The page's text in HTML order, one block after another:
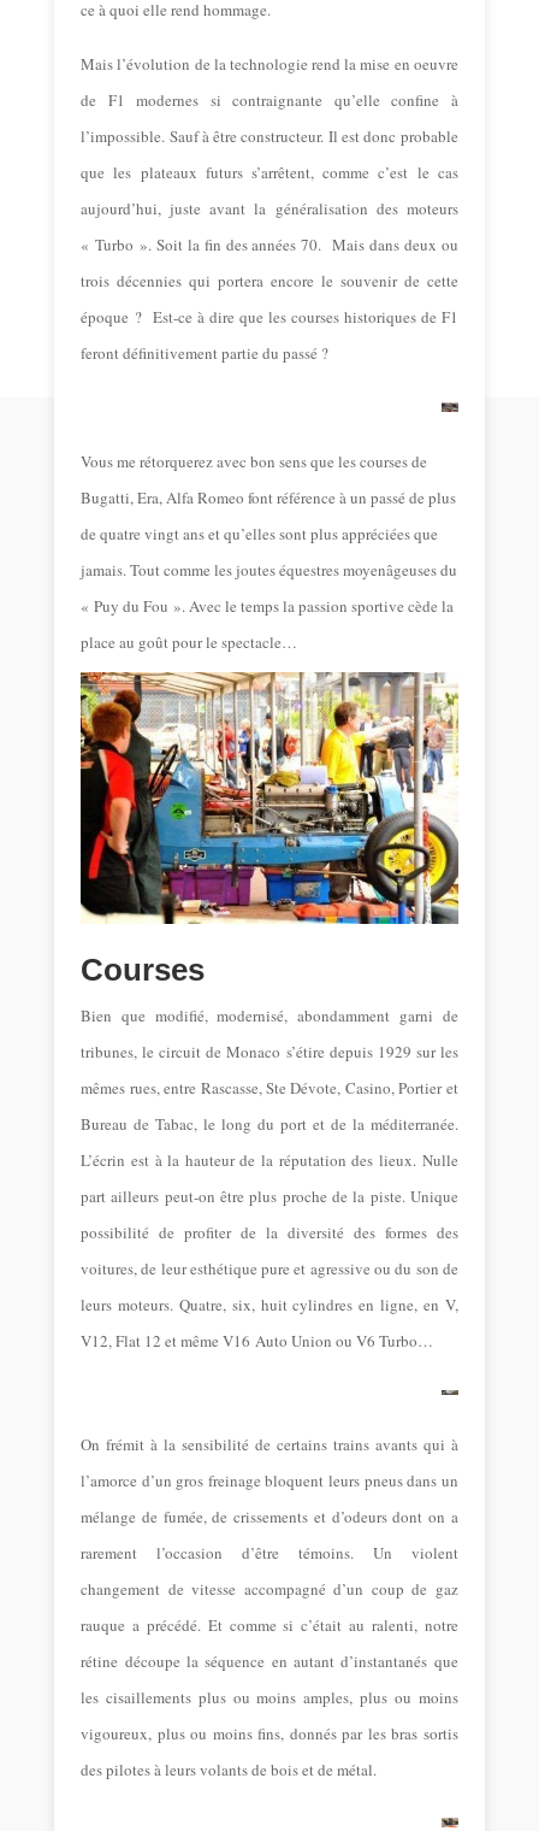
ce à quoi elle rend hommage.
Mais l’évolution de la technologie rend la mise en oeuvre
de F1 modernes si contraignante qu’elle confine à
l’impossible. Sauf à être constructeur. Il est donc probable
que les plateaux futurs s’arrêtent, comme c’est le cas
aujourd’hui, juste avant la généralisation des moteurs
« Turbo ». Soit la fin des années 70. Mais dans deux ou
trois décennies qui portera encore le souvenir de cette
époque ? Est-ce à dire que les courses historiques de F1
feront définitivement partie du passé ?
Vous me rétorquerez avec bon sens que les courses de
Bugatti, Era, Alfa Romeo font référence à un passé de plus
de quatre vingt ans et qu’elles sont plus appréciées que
jamais. Tout comme les joutes équestres moyenâgeuses du
« Puy du Fou ». Avec le temps la passion sportive cède la
place au goût pour le spectacle…
Courses
Bien que modifié, modernisé, abondamment garni de
tribunes, le circuit de Monaco s’étire depuis 1929 sur les
mêmes rues, entre Rascasse, Ste Dévote, Casino, Portier et
Bureau de Tabac, le long du port et de la méditerranée.
L’écrin est à la hauteur de la réputation des lieux. Nulle
part ailleurs peut-on être plus proche de la piste. Unique
possibilité de profiter de la diversité des formes des
voitures, de leur esthétique pure et agressive ou du son de
leurs moteurs. Quatre, six, huit cylindres en ligne, en V,
V12, Flat 12 et même V16 Auto Union ou V6 Turbo…
On frémit à la sensibilité de certains trains avants qui à
l’amorce d’un gros freinage bloquent leurs pneus dans un
mélange de fumée, de crissements et d’odeurs dont on a
rarement l’occasion d’être témoins. Un violent
changement de vitesse accompagné d’un coup de gaz
rauque a précédé. Et comme si c’était au ralenti, notre
rétine découpe la séquence en autant d’instantanés que
les cisaillements plus ou moins amples, plus ou moins
vigoureux, plus ou moins fins, donnés par les bras sortis
des pilotes à leurs volants de bois et de métal.